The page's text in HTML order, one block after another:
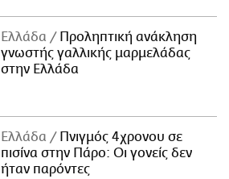
Ελλάδα
Προληπτική ανάκληση
γνωστής γαλλικής μαρμελάδας
στην Ελλάδα
Ελλάδα
Πνιγμός 4χρονου σε
πισίνα στην Πάρο: Οι γονείς δεν
ήταν παρόντες